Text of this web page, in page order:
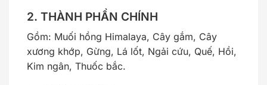
2. THÀNH PHẦN CHÍNH
Gồm: Muối hồng Himalaya, Cây gắm, Cây
xương khớp, Gừng, Lá lốt, Ngải cứu, Quế, Hồi,
Kim ngân, Thuốc bắc.